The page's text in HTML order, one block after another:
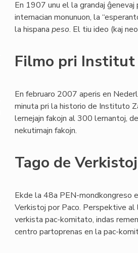
En 1907 unu el la grandaj ĝenevaj
internacian monunuon, la
la hispana peso. El tiu ideo (kaj
Filmo pri Institut
En februaro 2007 aperis en
minuta pri la historio de Instituto
lernejajn fakojn al 300 lernantoj,
nekutimajn fakojn.
Tago de
Ekde la 48a PEN-mondkongreso
Verkistoj por Paco. Perspektive al
verkista pac-komitato, indas
centro partoprenas en la pac-